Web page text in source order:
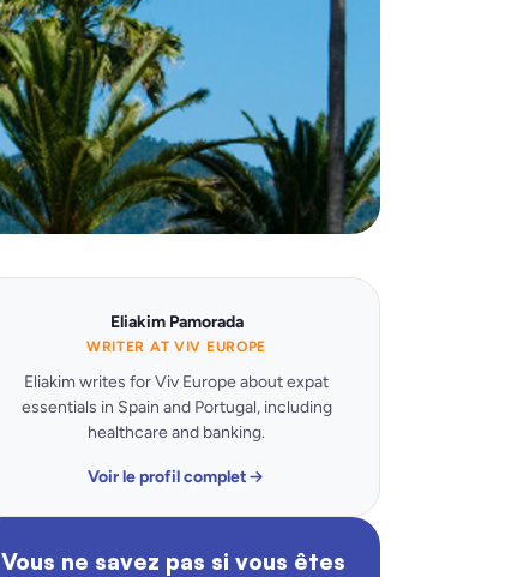
Eliakim Pamorada
WRITER AT VIV EUROPE
Eliakim writes for Viv Europe about expat
essentials in Spain and Portugal, including
healthcare and banking.
Voir le profil complet
Vous ne savez pas si vous êtes